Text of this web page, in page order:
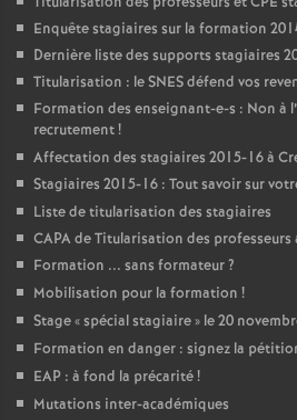
Enquête stagiaires sur la formation
Dernière liste des supports stagiaires
Titularisation : leSNESdéfend vos
Formation des enseignant-e-s : Non à
recrutement!
Affectation des stagiaires 2015-16 à
Stagiaires 2015-16 : Tout savoir sur
Liste de titularisation des stagiaires
CAPAde Titularisation des professeurs
Formation ... sans formateur?
Mobilisation pour la formation !
Stage «spécial stagiaire» le 20
Formation en danger : signez la
EAP : à fond la précarité!
Mutations inter-académiques